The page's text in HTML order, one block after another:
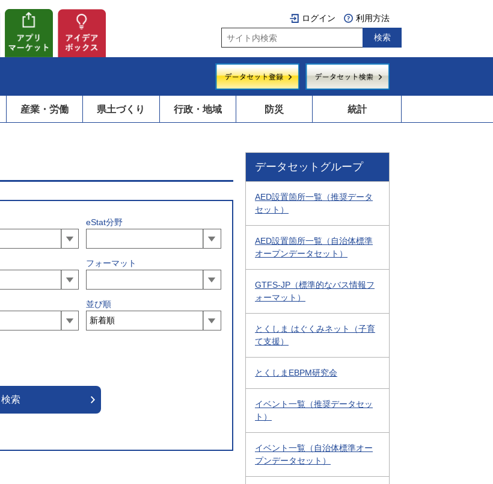
ログイン 利用方法
産業・労働 県土づくり 行政・地域 防災 統計
eStat分野
フォーマット
並び順
データセットグループ
AED設置箇所一覧（推奨データ
セット）
AED設置箇所一覧（自治体標準
オープンデータセット）
GTFS-JP（標準的なバス情報フ
ォーマット）
とくしま はぐくみネット（子育
て支援）
とくしまEBPM研究会
イベント一覧（推奨データセッ
ト）
イベント一覧（自治体標準オー
プンデータセット）